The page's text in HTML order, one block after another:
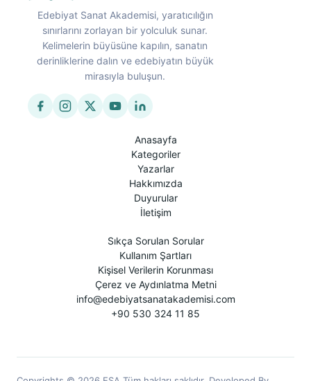
Edebiyat Sanat Akademisi, yaratıcılığın
sınırlarını zorlayan bir yolculuk sunar.
Kelimelerin büyüsüne kapılın, sanatın
derinliklerine dalın ve edebiyatın büyük
mirasıyla buluşun.
Anasayfa
Kategoriler
Yazarlar
Hakkımızda
Duyurular
İletişim
Sıkça Sorulan Sorular
Kullanım Şartları
Kişisel Verilerin Korunması
Çerez ve Aydınlatma Metni
info@edebiyatsanatakademisi.com
+90 530 324 11 85